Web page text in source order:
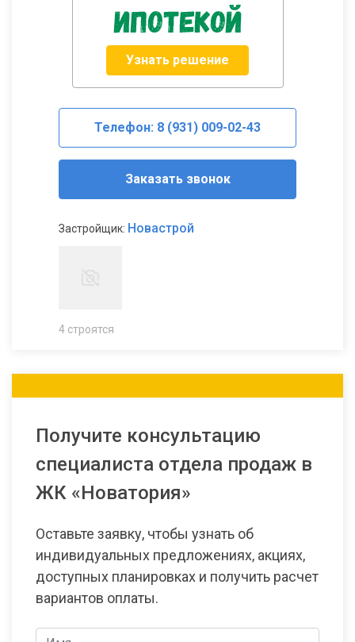
Узнать решение
Телефон: 8 (931) 009-02-43
Заказать звонок
Застройщик: Новастрой
4 строятся
Получите консультацию
специалиста отдела продаж в
ЖК «Новатория»
Оставьте заявку, чтобы узнать об
индивидуальных предложениях, акциях,
доступных планировках и получить расчет
вариантов оплаты.